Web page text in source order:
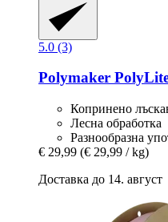
5.0 (3)
Polymaker
Копринено
Лесна обработка
Разнообразна
€ 29,99 (€ 29,99 / kg)
Доставка до 14. август